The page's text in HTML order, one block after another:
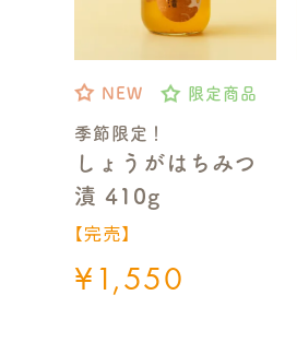
NEW 限定商品
季節限定！
しょうがはちみつ
漬 410g
【完売】
¥1,550